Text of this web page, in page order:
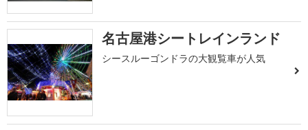
名古屋港シートレインランド
シースルーゴンドラの大観覧車が人気